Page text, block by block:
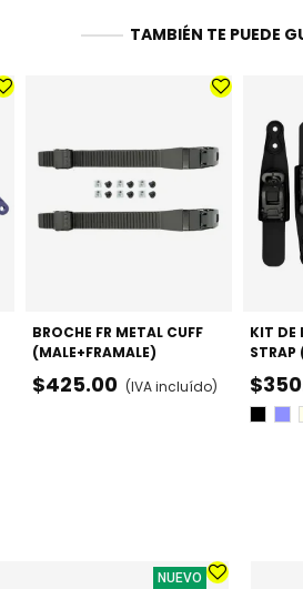
TAMBIÉN TE PUEDE
BROCHE FR METAL CUFF
(MALE+FRAMALE)
$425.00 (IVA incluído)
KIT DE
NUEVO